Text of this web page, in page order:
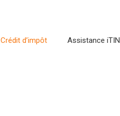
Crédit d’impôt Assistance iTIN